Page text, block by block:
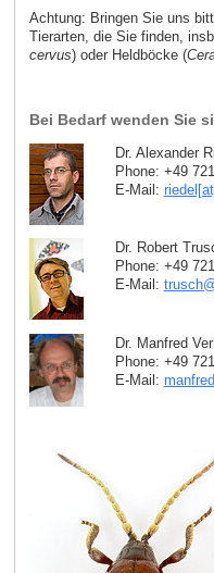
Achtung: Bringen Sie uns
Tierarten, die Sie finden,
cervus) oder Heldböcke (
Bei Bedarf wenden Sie
Dr. Alexander
Phone: +49
E-Mail:
Dr. Robert
Phone: +49
E-Mail: trusch
Dr. Manfred
Phone: +49
E-Mail: